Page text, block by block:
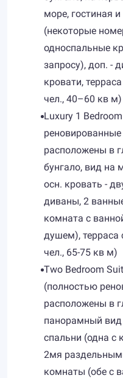
море, гостиная
(некоторые
односпальные
запросу), доп. -
кровати,
чел., 40–60 кв м)
Luxury 1
расположены в
бунгало, вид на
осн. кровать -
диваны, 2
комната с
душем), терраса
чел., 65-75 кв м)
Two Bedroom
(полностью
расположены в
панорамный вид
спальни (одна с
2мя
комнаты (обе с